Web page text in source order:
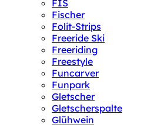
FIS
Fischer
Folit-Strips
Freeride Ski
Freeriding
Freestyle
Funcarver
Funpark
Gletscher
Gletscherspalte
Glühwein